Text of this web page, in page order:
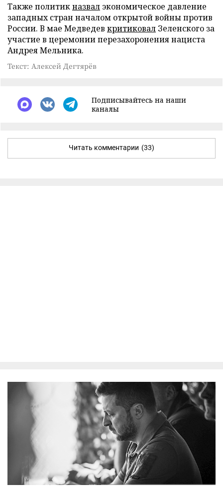
Также политикназвал экономическое давление
западных стран началом открытой войны против
России. В мае Медведев критиковал Зеленского за
участие в церемонии перезахоронения нациста
Андрея Мельника.
Текст: Алексей Дегтярёв
Подписывайтесь на наши
каналы
Читать комментарии (33)